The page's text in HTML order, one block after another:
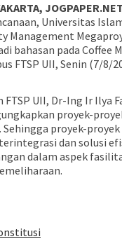
JOGPAPER.NET
Universitas
Management
bahasan pada Coffee
FTSP UII, Senin (7/8/
FTSP UII, Dr-Ing Ir Ilya
proyek-
Sehingga proyek-
dan solusi
dalam aspek